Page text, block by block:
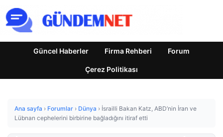
Güncel Haberler Firma Rehberi Forum
Çerez Politikası
Ana sayfa › Forumlar › Dünya › İsrailli Bakan Katz, ABD’nin İran ve
Lübnan cephelerini birbirine bağladığını itiraf etti